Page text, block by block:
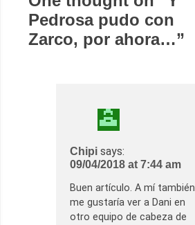
Pedrosa pudo con
Zarco, por ahora…”
Chipi says:
09/04/2018 at 7:44 am
Buen artículo. A mí también
me gustaría ver a Dani en
otro equipo de cabeza de